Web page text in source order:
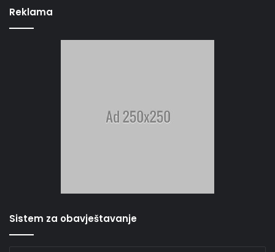
Reklama
Sistem za obavještavanje